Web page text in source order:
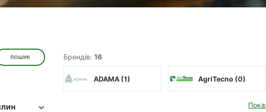
Брендів: 16
ADAMA (1) AgriTecno (0)